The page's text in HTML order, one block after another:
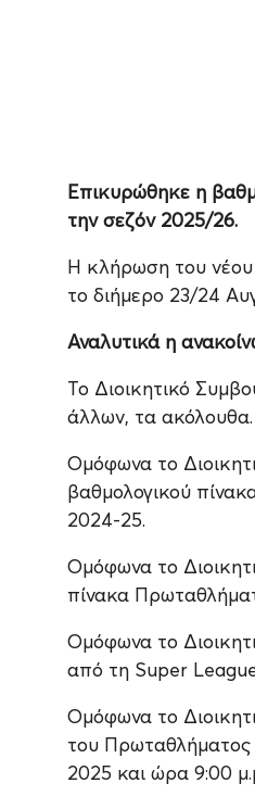
Επικυρώθηκε η
την σεζόν 2025/26.
Η κλήρωση του νέου
το διήμερο 23/24
Αναλυτικά η
Το Διοικητικό
άλλων, τα ακόλουθα.
Ομόφωνα το
βαθμολογικού
2024-25.
Ομόφωνα το
πίνακα
Ομόφωνα το
από τη Super
Ομόφωνα το
του Πρωταθλήματος
2025 και ώρα 9:00